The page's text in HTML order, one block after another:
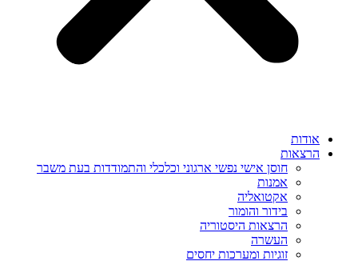
אודות
הרצאות
חוסן אישי נפשי ארגוני וכלכלי והתמודדות בעת משבר
אמנות
אקטואליה
בידור והומור
הרצאות היסטוריה
העשרה
זוגיות ומערכות יחסים